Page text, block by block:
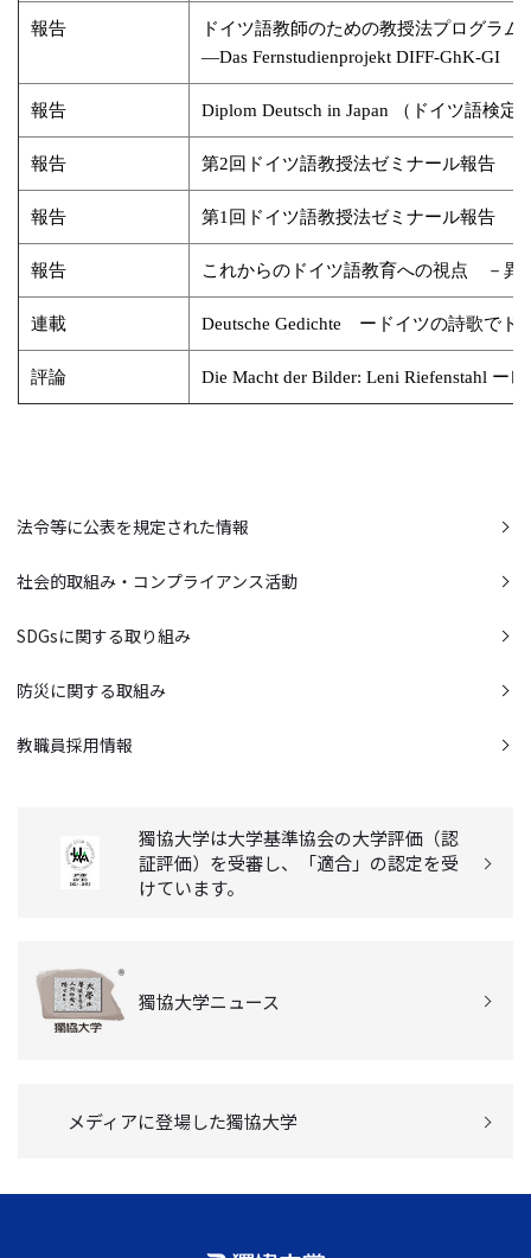
報告
ドイツ語教師のための教授法プログラム
―Das Fernstudienprojekt DIFF-GhK-GI
報告 Diplom Deutsch in Japan （ドイツ語検定
報告 第2回ドイツ語教授法ゼミナール報告
報告 第1回ドイツ語教授法ゼミナール報告
報告 これからのドイツ語教育への視点 －異
連載 Deutsche Gedichte ードイツの詩歌でド
評論 Die Macht der Bilder: Leni Riefenstahl ー
法令等に公表を規定された情報
社会的取組み・コンプライアンス活動
SDGsに関する取り組み
防災に関する取組み
教職員採用情報
獨協大学は大学基準協会の大学評価（認
証評価）を受審し、「適合」の認定を受
けています。
獨協大学ニュース
メディアに登場した獨協大学